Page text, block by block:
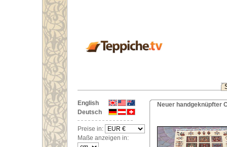
English
Deutsch
Preise in:
Maße anzeigen in:
Neuer handgeknüpfter